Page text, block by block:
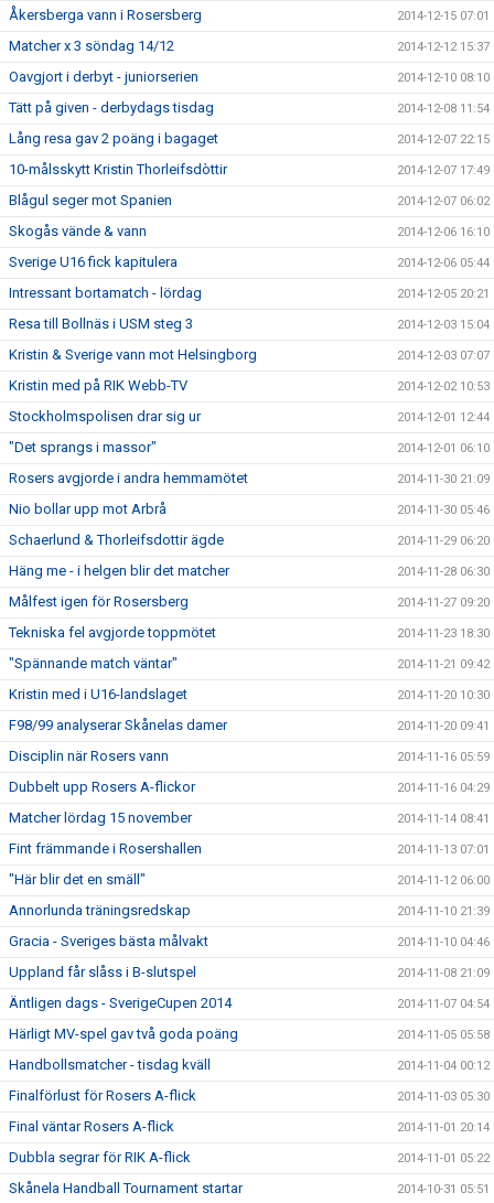
Åkersberga vann i Rosersberg 2014-12-15 07:01
Matcher x 3 söndag 14/12 2014-12-12 15:37
Oavgjort i derbyt - juniorserien 2014-12-10 08:10
Tätt på given - derbydags tisdag 2014-12-08 11:54
Lång resa gav 2 poäng i bagaget 2014-12-07 22:15
10-målsskytt Kristin Thorleifsdòttir 2014-12-07 17:49
Blågul seger mot Spanien 2014-12-07 06:02
Skogås vände & vann 2014-12-06 16:10
Sverige U16 fick kapitulera 2014-12-06 05:44
Intressant bortamatch - lördag 2014-12-05 20:21
Resa till Bollnäs i USM steg 3 2014-12-03 15:04
Kristin & Sverige vann mot Helsingborg 2014-12-03 07:07
Kristin med på RIK Webb-TV 2014-12-02 10:53
Stockholmspolisen drar sig ur 2014-12-01 12:44
"Det sprangs i massor" 2014-12-01 06:10
Rosers avgjorde i andra hemmamötet 2014-11-30 21:09
Nio bollar upp mot Arbrå 2014-11-30 05:46
Schaerlund & Thorleifsdottir ägde 2014-11-29 06:20
Häng me - i helgen blir det matcher 2014-11-28 06:30
Målfest igen för Rosersberg 2014-11-27 09:20
Tekniska fel avgjorde toppmötet 2014-11-23 18:30
"Spännande match väntar" 2014-11-21 09:42
Kristin med i U16-landslaget 2014-11-20 10:30
F98/99 analyserar Skånelas damer 2014-11-20 09:41
Disciplin när Rosers vann 2014-11-16 05:59
Dubbelt upp Rosers A-flickor 2014-11-16 04:29
Matcher lördag 15 november 2014-11-14 08:41
Fint främmande i Rosershallen 2014-11-13 07:01
"Här blir det en smäll" 2014-11-12 06:00
Annorlunda träningsredskap 2014-11-10 21:39
Gracia - Sveriges bästa målvakt 2014-11-10 04:46
Uppland får slåss i B-slutspel 2014-11-08 21:09
Äntligen dags - SverigeCupen 2014 2014-11-07 04:54
Härligt MV-spel gav två goda poäng 2014-11-05 05:58
Handbollsmatcher - tisdag kväll 2014-11-04 00:12
Finalförlust för Rosers A-flick 2014-11-03 05:30
Final väntar Rosers A-flick 2014-11-01 20:14
Dubbla segrar för RIK A-flick 2014-11-01 05:22
Skånela Handball Tournament startar 2014-10-31 05:51